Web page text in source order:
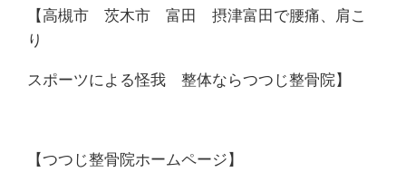
【高槻市 茨木市 富田 摂津富田で腰痛、肩こ
り
スポーツによる怪我 整体ならつつじ整骨院】
【つつじ整骨院ホームページ】